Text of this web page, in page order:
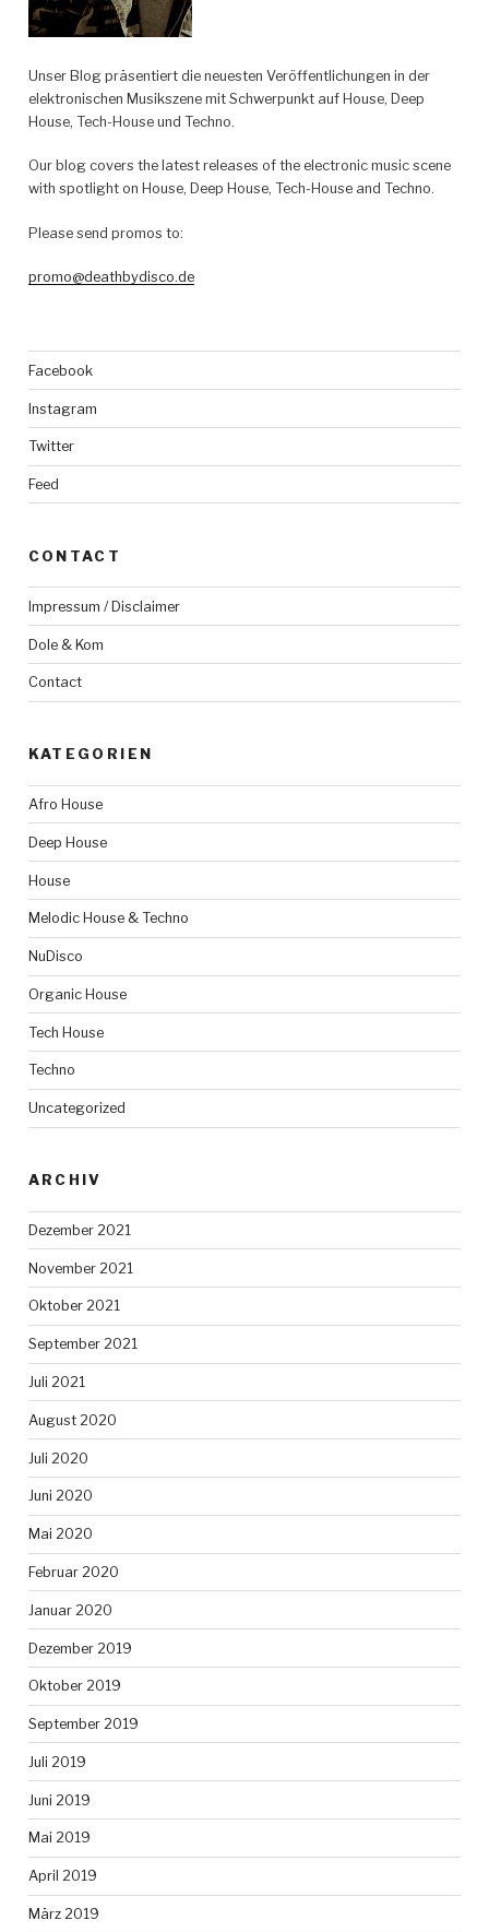
Unser Blog präsentiert die neuesten Veröffentlichungen in der
elektronischen Musikszene mit Schwerpunkt auf House, Deep
House, Tech-House und Techno.
Our blog covers the latest releases of the electronic music scene
with spotlight on House, Deep House, Tech-House and Techno.
Please send promos to:
promo@deathbydisco.de
Facebook
Instagram
Twitter
Feed
CONTACT
Impressum / Disclaimer
Dole & Kom
Contact
KATEGORIEN
Afro House
Deep House
House
Melodic House & Techno
NuDisco
Organic House
Tech House
Techno
Uncategorized
ARCHIV
Dezember 2021
November 2021
Oktober 2021
September 2021
Juli 2021
August 2020
Juli 2020
Juni 2020
Mai 2020
Februar 2020
Januar 2020
Dezember 2019
Oktober 2019
September 2019
Juli 2019
Juni 2019
Mai 2019
April 2019
März 2019